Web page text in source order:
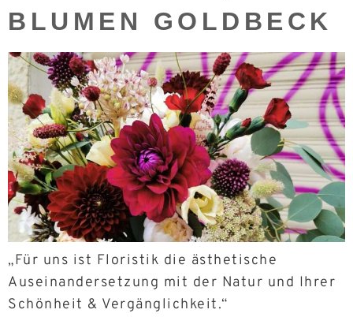
BLUMEN GOLDBECK
„Für uns ist Floristik die ästhetische
Auseinandersetzung mit der Natur und Ihrer
Schönheit & Vergänglichkeit.“